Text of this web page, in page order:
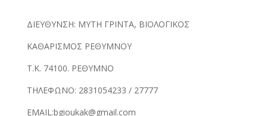
ΔΙΕΥΘΥΝΣΗ: ΜΥΤΗ ΓΡΙΝΤΑ, ΒΙΟΛΟΓΙΚΟΣ
ΚΑΘΑΡΙΣΜΟΣ ΡΕΘΥΜΝΟΥ
Τ.Κ. 74100. ΡΕΘΥΜΝΟ
ΤΗΛΕΦΩΝΟ: 2831054233 / 27777
EMAIL:bgioukak@gmail.com